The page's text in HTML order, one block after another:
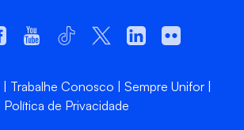
Trabalhe Conosco
Sempre Unifor
Política de Privacidade